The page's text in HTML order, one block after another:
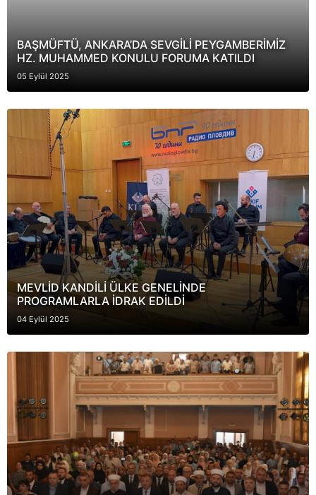
BAŞMÜFTÜ, ANKARA’DA SEVGİLİ PEYGAMBERİMİZ
HZ. MUHAMMED KONULU FORUMA KATILDI
05 Eylül 2025
MEVLİD KANDİLİ ÜLKE GENELİNDE
PROGRAMLARLA İDRAK EDİLDİ
04 Eylül 2025